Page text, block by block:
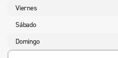
Viernes
Sábado
Domingo